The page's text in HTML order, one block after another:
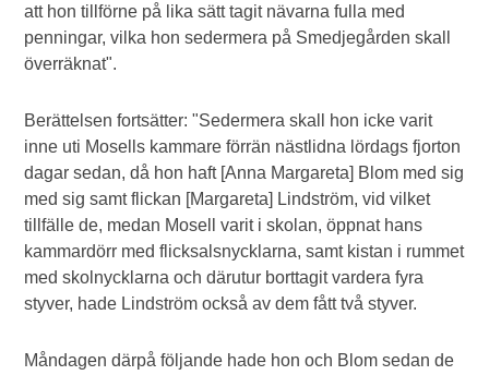
att hon tillförne på lika sätt tagit nävarna fulla med
penningar, vilka hon sedermera på Smedjegården skall
överräknat".
Berättelsen fortsätter: "Sedermera skall hon icke varit
inne uti Mosells kammare förrän nästlidna lördags fjorton
dagar sedan, då hon haft [Anna Margareta] Blom med sig
med sig samt flickan [Margareta] Lindström, vid vilket
tillfälle de, medan Mosell varit i skolan, öppnat hans
kammardörr med flicksalsnycklarna, samt kistan i rummet
med skolnycklarna och därutur borttagit vardera fyra
styver, hade Lindström också av dem fått två styver.
Måndagen därpå följande hade hon och Blom sedan de